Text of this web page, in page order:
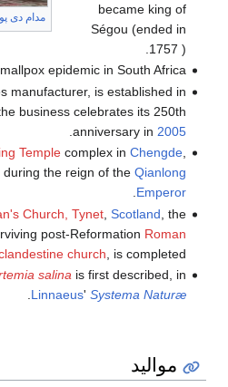
مدام دى
became king of
Ségou (ended in
1757 ).
epidemic in South Africa.
manufacturer, is established in
business celebrates its 250th
anniversary in 2005
Templecomplex in Chengde,
the reign of the Qianlong
Emperor
Church, Tynet, Scotland , the
post-Reformation Roman
church , is completed.
salina is first described, in
Linnaeus' Systema Naturæ
مواليد